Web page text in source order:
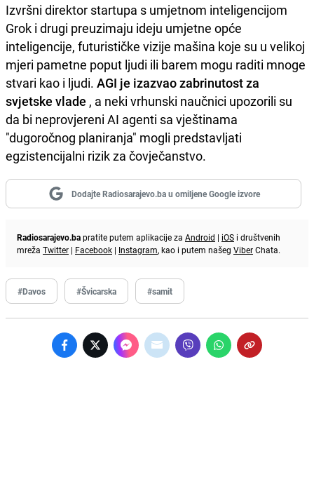
Izvršni direktor startupa s umjetnom inteligencijom
Grok i drugi preuzimaju ideju umjetne opće
inteligencije, futurističke vizije mašina koje su u velikoj
mjeri pametne poput ljudi ili barem mogu raditi mnoge
stvari kao i ljudi. AGI je izazvao zabrinutost za
svjetske vlade , a neki vrhunski naučnici upozorili su
da bi neprovjereni AI agenti sa vještinama
"dugoročnog planiranja" mogli predstavljati
egzistencijalni rizik za čovječanstvo.
Dodajte Radiosarajevo.ba u omiljene Google izvore
Radiosarajevo.bapratite putem aplikacije za Android | iOS i društvenih
mreža Twitter | Facebook | Instagram, kao i putem našeg ViberChata.
#Davos #Švicarska #samit